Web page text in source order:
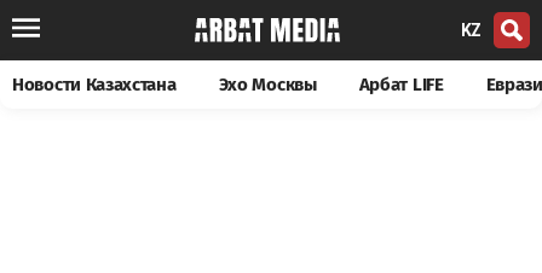
KZ
Новости Казахстана Эхо Москвы Арбат LIFE